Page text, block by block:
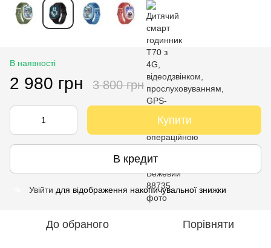
В наявності
2 980 грн 3 800 грн
Купити
В кредит
Увійти для відображення накопичувальної знижки
До обраного Порівняти